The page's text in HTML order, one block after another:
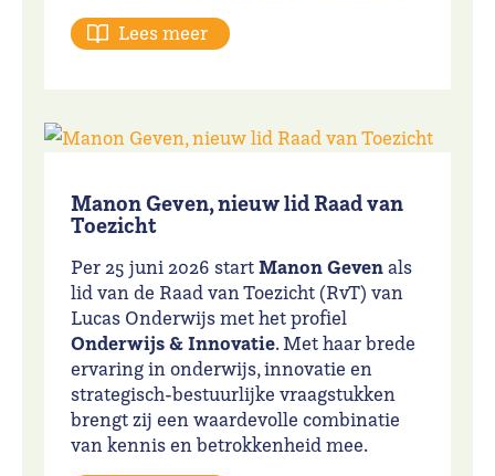
Lees meer
Manon Geven, nieuw lid Raad van
Toezicht
Per 25 juni 2026 startManon Gevenals
lid van de Raad van Toezicht (RvT) van
Lucas Onderwijs met het profiel
Onderwijs & Innovatie. Met haar brede
ervaring in onderwijs, innovatie en
strategisch-bestuurlijke vraagstukken
brengt zij een waardevolle combinatie
van kennis en betrokkenheid mee.